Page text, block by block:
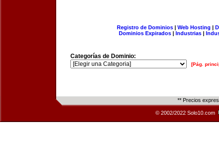
Registro de Dominios| Web Hosting |
Dominios Expirados | Industrias |
Categorías de Dominio:
[Pág.
** Precios
© 2002/2022 Solo10.com